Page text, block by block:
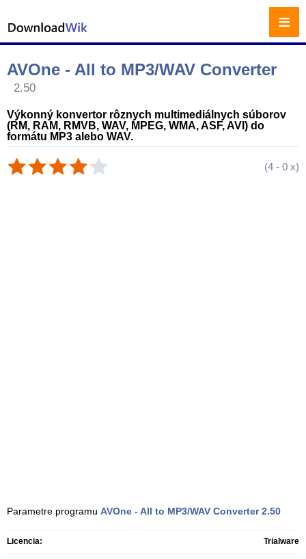
AVOne - All to MP3/WAV Converter
2.50
Výkonný konvertor rôznych multimediálnych súborov
(RM, RAM, RMVB, WAV, MPEG, WMA, ASF, AVI) do
formátu MP3 alebo WAV.
(4 - 0 x)
Parametre programu AVOne - All to MP3/WAV Converter 2.50
Licencia: Trialware
≡